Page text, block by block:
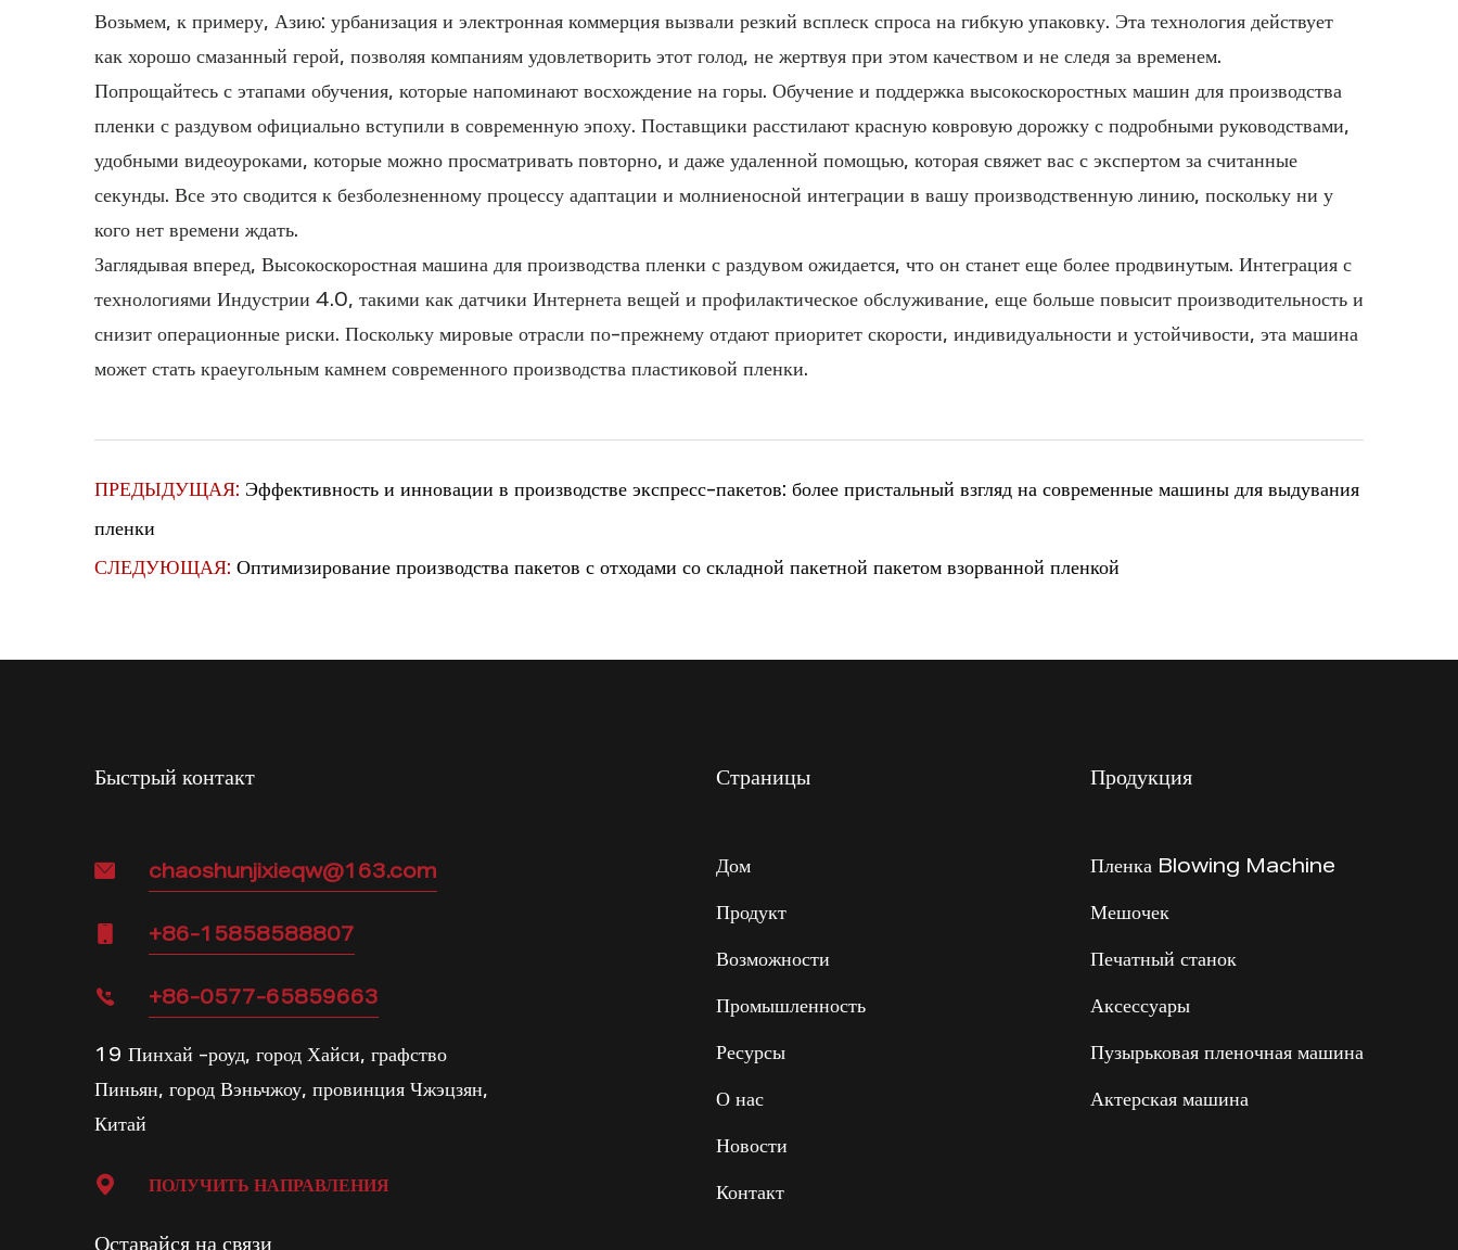
Возьмем, к примеру, Азию: урбанизация и электронная коммерция вызвали резкий всплеск спроса на гибкую упаковку. Эта технология действует
как хорошо смазанный герой, позволяя компаниям удовлетворить этот голод, не жертвуя при этом качеством и не следя за временем.
Попрощайтесь с этапами обучения, которые напоминают восхождение на горы. Обучение и поддержка высокоскоростных машин для производства
пленки с раздувом официально вступили в современную эпоху. Поставщики расстилают красную ковровую дорожку с подробными руководствами,
удобными видеоуроками, которые можно просматривать повторно, и даже удаленной помощью, которая свяжет вас с экспертом за считанные
секунды. Все это сводится к безболезненному процессу адаптации и молниеносной интеграции в вашу производственную линию, поскольку ни у
кого нет времени ждать.
Заглядывая вперед, Высокоскоростная машина для производства пленки с раздувом ожидается, что он станет еще более продвинутым. Интеграция с
технологиями Индустрии 4.0, такими как датчики Интернета вещей и профилактическое обслуживание, еще больше повысит производительность и
снизит операционные риски. Поскольку мировые отрасли по-прежнему отдают приоритет скорости, индивидуальности и устойчивости, эта машина
может стать краеугольным камнем современного производства пластиковой пленки.
ПРЕДЫДУЩАЯ: Эффективность и инновации в производстве экспресс-пакетов: более пристальный взгляд на современные машины для выдувания
пленки
СЛЕДУЮЩАЯ: Оптимизирование производства пакетов с отходами со складной пакетной пакетом взорванной пленкой
Быстрый контакт
chaoshunjixieqw@163.com
+86-15858588807
+86-0577-65859663
19 Пинхай -роуд, город Хайси, графство
Пиньян, город Вэньчжоу, провинция Чжэцзян,
Китай
ПОЛУЧИТЬ НАПРАВЛЕНИЯ
Страницы
Дом
Продукт
Возможности
Промышленность
Ресурсы
О нас
Новости
Контакт
Продукция
Пленка Blowing Machine
Мешочек
Печатный станок
Аксессуары
Пузырьковая пленочная машина
Актерская машина
Оставайся на связи